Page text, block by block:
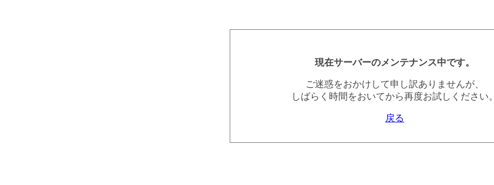
現在サーバーのメンテナンス中です。
ご迷惑をおかけして申し訳ありませんが、
しばらく時間をおいてから再度お試しください。
戻る